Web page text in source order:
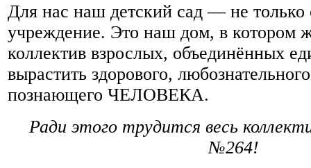
Для нас наш детский сад — не только
учреждение. Это наш дом, в котором
коллектив взрослых, объединённых
вырастить здорового,
познающего ЧЕЛОВЕКА.
Ради этого трудится весь
№264!